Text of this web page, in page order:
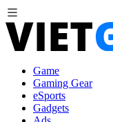
Game
Gaming Gear
eSports
Gadgets